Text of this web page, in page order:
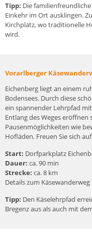
Tipp: Die
Einkehr im Ort ausklingen.
Kirchplatz, wo traditionelle
wird.
Vorarlberger
Eichenberg liegt an einem
Bodensees. Durch diese
ein spannender Lehrpfad
Entlang des Weges
Pausenmöglichkeiten wie
Hofläden. Freuen Sie sich
Start: Dorfparkplatz
Dauer: ca. 90 min
Strecke: ca. 8 km
Details zum Käsewanderweg
Tipp: Den Käselehrpfad
Bregenz aus als auch mit